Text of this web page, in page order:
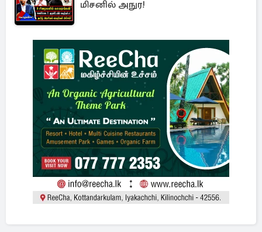
மிசனில் அநுர!